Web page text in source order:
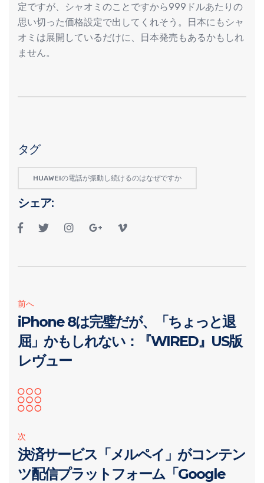
定ですが、シャオミのことですから999ドルあたりの
思い切った価格設定で出してくれそう。日本にもシャ
オミは展開しているだけに、日本発売もあるかもしれ
ません。
タグ
HUAWEIの電話が振動し続けるのはなぜですか
シェア:
前へ
iPhone 8は完璧だが、「ちょっと退
屈」かもしれない：『WIRED』US版
レヴュー
次
決済サービス「メルペイ」がコンテン
ツ配信プラットフォーム「Google